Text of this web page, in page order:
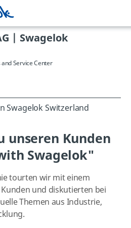
| Swagelok
Service Center
Swagelok Switzerland
unseren Kunden
Swagelok"
tourten wir mit einem
und diskutierten bei
Themen aus Industrie,